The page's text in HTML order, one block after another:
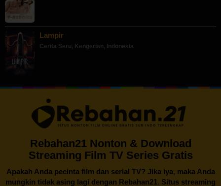
Lampir
Cerita Seru, Kengerian, Indonesia
Rebahan21 Nonton & Download
Streaming Film TV Series Gratis
Apakah Anda pecinta film dan serial TV? Jika iya, maka Anda
mungkin tidak asing lagi dengan Rebahan21. Situs streaming